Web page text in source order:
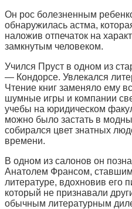
Он рос болезненным
обнаружилась астма,
наложив отпечаток на
замкнутым человеком.
Учился Пруст в одном из
— Кондорсе. Увлекался
Чтение книг заменяло ему
шумные игры и компании
учебы на юридическом
можно было застать в
собирался цвет знатных
времени.
В одном из салонов он
Анатолем Франсом,
литературе, вдохновив его
который не признавали
обычным литературным